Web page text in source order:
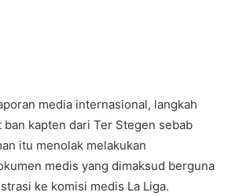
media internasional, langkah
ban kapten dari Ter Stegen sebab
itu menolak melakukan
medis yang dimaksud berguna
ke komisi medis La Liga.